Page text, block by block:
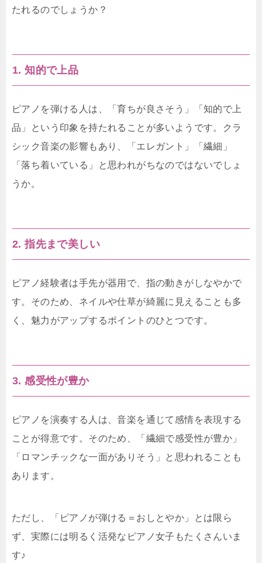
たれるのでしょうか？
1. 知的で上品
ピアノを弾ける人は、「育ちが良さそう」「知的で上
品」という印象を持たれることが多いようです。クラ
シック音楽の影響もあり、「エレガント」「繊細」
「落ち着いている」と思われがちなのではないでしょ
うか。
2. 指先まで美しい
ピアノ経験者は手先が器用で、指の動きがしなやかで
す。そのため、ネイルや仕草が綺麗に見えることも多
く、魅力がアップするポイントのひとつです。
3. 感受性が豊か
ピアノを演奏する人は、音楽を通じて感情を表現する
ことが得意です。そのため、「繊細で感受性が豊か」
「ロマンチックな一面がありそう」と思われることも
あります。
ただし、「ピアノが弾ける＝おしとやか」とは限ら
ず、実際には明るく活発なピアノ女子もたくさんいま
す♪